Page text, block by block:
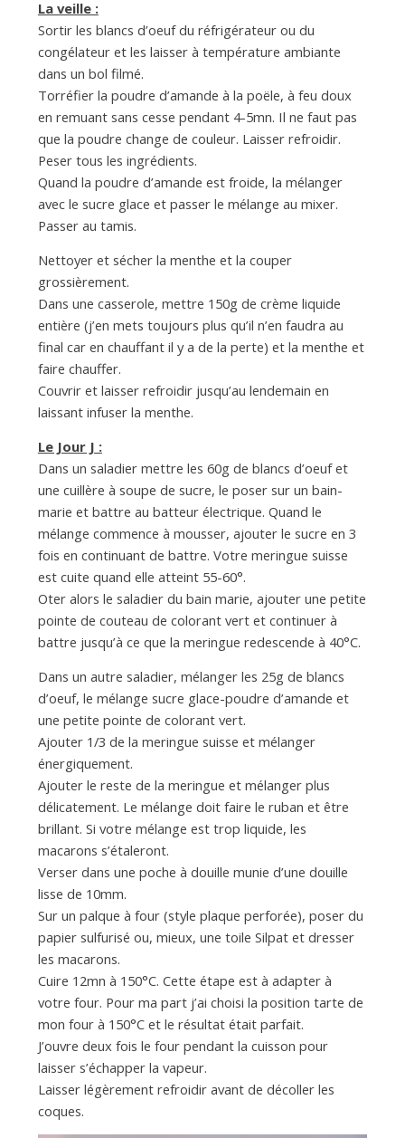
La veille :
Sortir les blancs d’oeuf du réfrigérateur ou du
congélateur et les laisser à température ambiante
dans un bol filmé.
Torréfier la poudre d’amande à la poële, à feu doux
en remuant sans cesse pendant 4-5mn. Il ne faut pas
que la poudre change de couleur. Laisser refroidir.
Peser tous les ingrédients.
Quand la poudre d’amande est froide, la mélanger
avec le sucre glace et passer le mélange au mixer.
Passer au tamis.
Nettoyer et sécher la menthe et la couper
grossièrement.
Dans une casserole, mettre 150g de crème liquide
entière (j’en mets toujours plus qu’il n’en faudra au
final car en chauffant il y a de la perte) et la menthe et
faire chauffer.
Couvrir et laisser refroidir jusqu’au lendemain en
laissant infuser la menthe.
Le Jour J :
Dans un saladier mettre les 60g de blancs d’oeuf et
une cuillère à soupe de sucre, le poser sur un bain-
marie et battre au batteur électrique. Quand le
mélange commence à mousser, ajouter le sucre en 3
fois en continuant de battre. Votre meringue suisse
est cuite quand elle atteint 55-60°.
Oter alors le saladier du bain marie, ajouter une petite
pointe de couteau de colorant vert et continuer à
battre jusqu’à ce que la meringue redescende à 40°C.
Dans un autre saladier, mélanger les 25g de blancs
d’oeuf, le mélange sucre glace-poudre d’amande et
une petite pointe de colorant vert.
Ajouter 1/3 de la meringue suisse et mélanger
énergiquement.
Ajouter le reste de la meringue et mélanger plus
délicatement. Le mélange doit faire le ruban et être
brillant. Si votre mélange est trop liquide, les
macarons s’étaleront.
Verser dans une poche à douille munie d’une douille
lisse de 10mm.
Sur un palque à four (style plaque perforée), poser du
papier sulfurisé ou, mieux, une toile Silpat et dresser
les macarons.
Cuire 12mn à 150°C. Cette étape est à adapter à
votre four. Pour ma part j’ai choisi la position tarte de
mon four à 150°C et le résultat était parfait.
J’ouvre deux fois le four pendant la cuisson pour
laisser s’échapper la vapeur.
Laisser légèrement refroidir avant de décoller les
coques.